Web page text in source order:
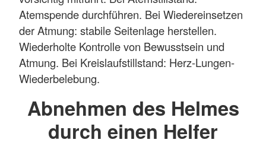
Atemspende durchführen. Bei Wiedereinsetzen
der Atmung: stabile Seitenlage herstellen.
Wiederholte Kontrolle von Bewusstsein und
Atmung. Bei Kreislaufstillstand: Herz-Lungen-
Wiederbelebung.
Abnehmen des Helmes
durch einen Helfer